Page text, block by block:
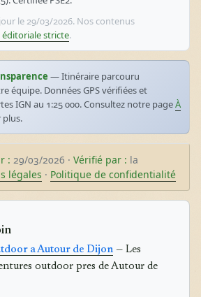
stricte.
— Itinéraire parcouru
équipe. Données GPS vérifiées et
IGN au 1:25 000. Consultez notre pageÀ
plus.
: 29/03/2026 · Vérifié par : la
légales · Politique de confidentialité
a Autour de Dijon — Les
outdoor pres de Autour de